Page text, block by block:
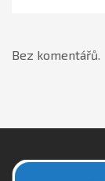
Bez komentářů.